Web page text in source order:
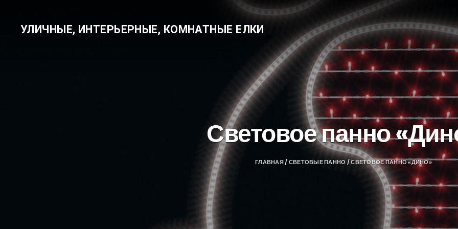
УЛИЧНЫЕ, ИНТЕРЬЕРНЫЕ, КОМНАТНЫЕ ЕЛКИ
Световое панно
ГЛАВНАЯ/ СВЕТОВЫЕ ПАННО/ СВЕТОВОЕ ПАННО «ДИНО»